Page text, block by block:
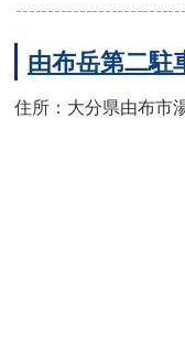
由布岳第二駐
住所：大分県由布市